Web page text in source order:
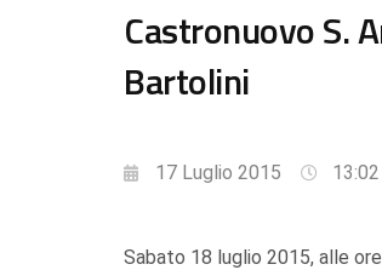
Castronuovo S.
Bartolini
17 Luglio 2015 13:02
Sabato 18 luglio 2015, alle